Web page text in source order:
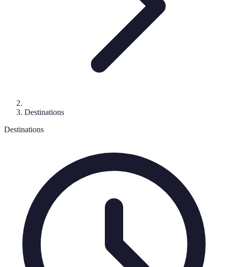
Destinations
Destinations